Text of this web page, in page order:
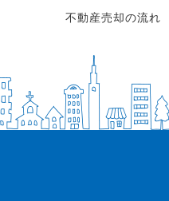
不動産売却の流れ